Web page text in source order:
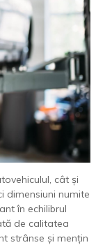
cât și
dimensiuni numite
în echilibrul
de calitatea
strânse și mențin